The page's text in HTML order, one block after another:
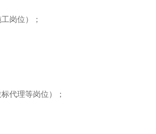
岗位）；
代理等岗位）；